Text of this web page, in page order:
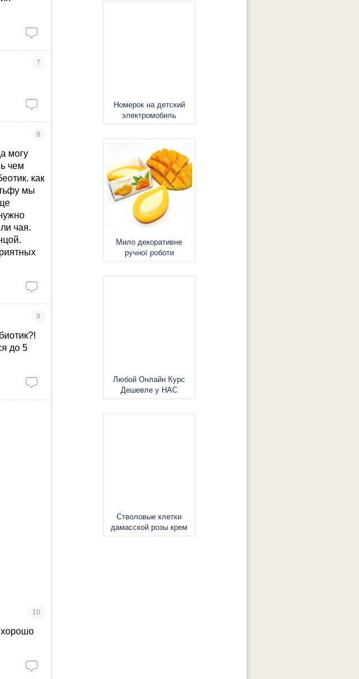
7
8
могу
чем
как
мы
чая.
9
до 5
10
хорошо
Номерок на детский
электромобиль
Мило декоративне
ручної роботи
Любой Онлайн Курс
Дешевле у НАС
Стволовые клетки
дамасской розы крем